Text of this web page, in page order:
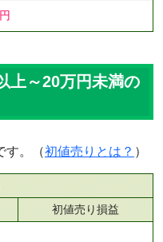
上～20万円未満の
す。（初値売りとは？ ）
初値売り損益